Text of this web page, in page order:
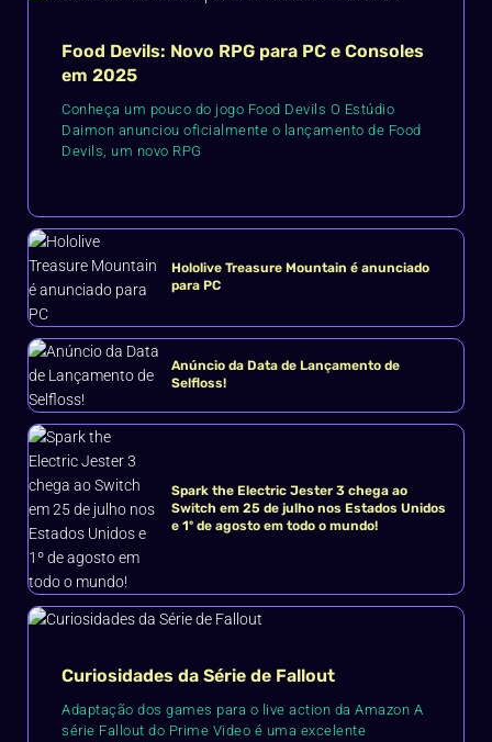
Food Devils: Novo RPG para PC e Consoles
em 2025
Conheça um pouco do jogo Food Devils O Estúdio
Daimon anunciou oficialmente o lançamento de Food
Devils, um novo RPG
Hololive Treasure Mountain é anunciado
para PC
Anúncio da Data de Lançamento de
Selfloss!
Spark the Electric Jester 3 chega ao
Switch em 25 de julho nos Estados Unidos
e 1º de agosto em todo o mundo!
Curiosidades da Série de Fallout
Adaptação dos games para o live action da Amazon A
série Fallout do Prime Video é uma excelente